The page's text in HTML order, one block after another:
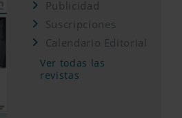
Publicidad
Suscripciones
Calendario Editorial
Ver todas las
revistas